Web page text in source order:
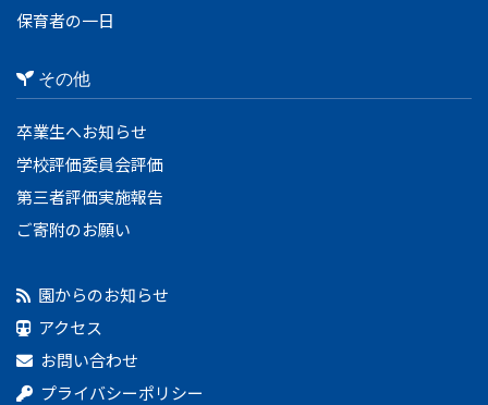
保育者の一日
その他
卒業生へお知らせ
学校評価委員会評価
第三者評価実施報告
ご寄附のお願い
園からのお知らせ
アクセス
お問い合わせ
プライバシーポリシー